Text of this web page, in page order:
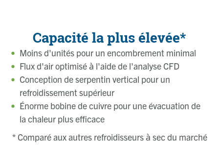
Capacité la plus élevée*
Moins d'unités pour un encombrement minimal
Flux d'air optimisé à l'aide de l'analyse CFD
Conception de serpentin vertical pour un
refroidissement supérieur
Énorme bobine de cuivre pour une évacuation de
la chaleur plus efficace
* Comparé aux autres refroidisseurs à sec du marché